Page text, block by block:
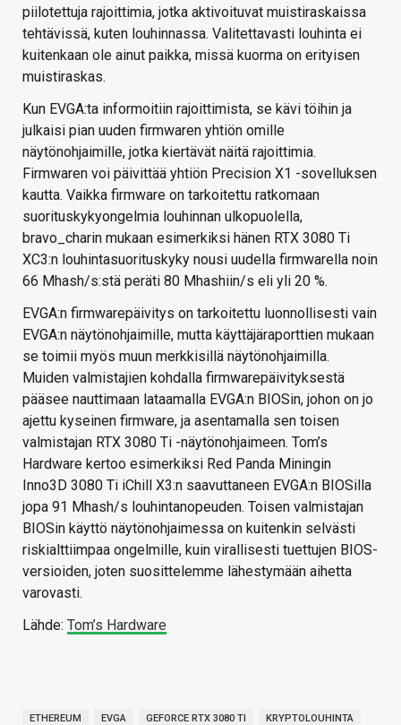
piilotettuja rajoittimia, jotka aktivoituvat muistiraskaissa
tehtävissä, kuten louhinnassa. Valitettavasti louhinta ei
kuitenkaan ole ainut paikka, missä kuorma on erityisen
muistiraskas.
Kun EVGA:ta informoitiin rajoittimista, se kävi töihin ja
julkaisi pian uuden firmwaren yhtiön omille
näytönohjaimille, jotka kiertävät näitä rajoittimia.
Firmwaren voi päivittää yhtiön Precision X1 -sovelluksen
kautta. Vaikka firmware on tarkoitettu ratkomaan
suorituskykyongelmia louhinnan ulkopuolella,
bravo_charin mukaan esimerkiksi hänen RTX 3080 Ti
XC3:n louhintasuorituskyky nousi uudella firmwarella noin
66 Mhash/s:stä peräti 80 Mhashiin/s eli yli 20 %.
EVGA:n firmwarepäivitys on tarkoitettu luonnollisesti vain
EVGA:n näytönohjaimille, mutta käyttäjäraporttien mukaan
se toimii myös muun merkkisillä näytönohjaimilla.
Muiden valmistajien kohdalla firmwarepäivityksestä
pääsee nauttimaan lataamalla EVGA:n BIOSin, johon on jo
ajettu kyseinen firmware, ja asentamalla sen toisen
valmistajan RTX 3080 Ti -näytönohjaimeen. Tom’s
Hardware kertoo esimerkiksi Red Panda Miningin
Inno3D 3080 Ti iChill X3:n saavuttaneen EVGA:n BIOSilla
jopa 91 Mhash/s louhintanopeuden. Toisen valmistajan
BIOSin käyttö näytönohjaimessa on kuitenkin selvästi
riskialttiimpaa ongelmille, kuin virallisesti tuettujen BIOS-
versioiden, joten suosittelemme lähestymään aihetta
varovasti.
Lähde: Tom’s Hardware
ETHEREUM EVGA GEFORCE RTX 3080 TI KRYPTOLOUHINTA